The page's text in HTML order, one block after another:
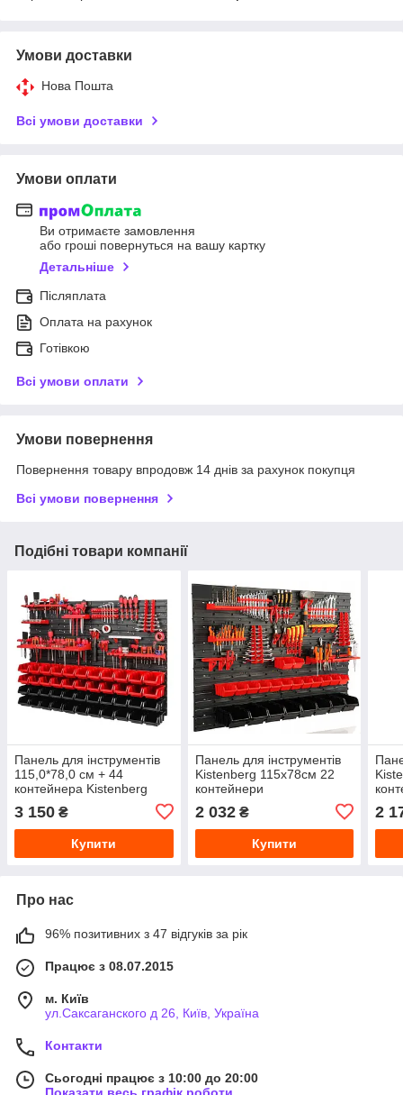
Умови доставки
Нова Пошта
Всі умови доставки
Умови оплати
Ви отримаєте замовлення
або гроші повернуться на вашу картку
Детальніше
Післяплата
Оплата на рахунок
Готівкою
Всі умови оплати
Умови повернення
Повернення товару впродовж 14 днів за рахунок покупця
Всі умови повернення
Подібні товари компанії
Панель для інструментів
115,0*78,0 см + 44
контейнера Kistenberg
3 150 ₴
Купити
Панель для інструментів
Kistenberg 115х78см 22
контейнери
2 032₴
Купити
2
Про нас
96% позитивних з 47 відгуків за рік
Працює з 08.07.2015
м. Київ
ул.Саксаганского д 26, Київ, Україна
Контакти
Сьогодні працює з 10:00 до 20:00